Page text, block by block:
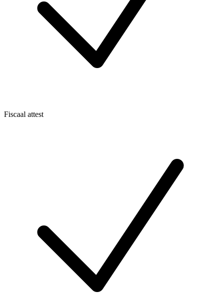
Fiscaal attest